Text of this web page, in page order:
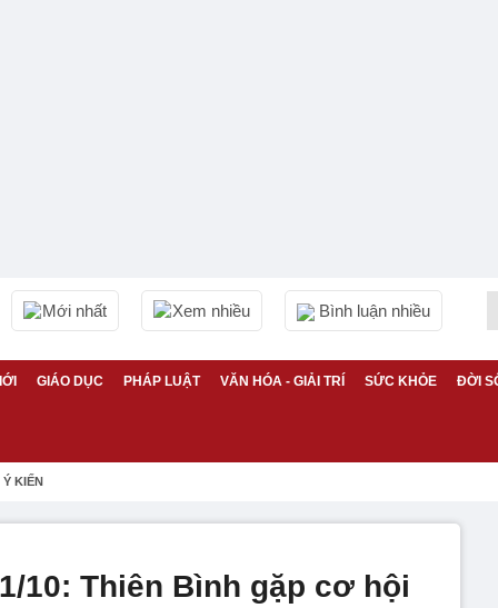
Mới nhất Xem nhiều Bình luận nhiều
GIÁO DỤC PHÁP LUẬT VĂN HÓA - GIẢI TRÍ SỨC KHỎE ĐỜI
Ý KIẾN
10: Thiên Bình gặp cơ hội